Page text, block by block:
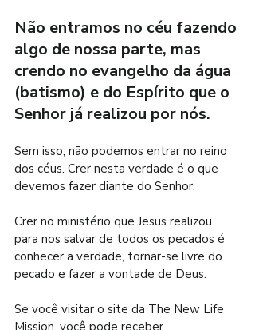
Não entramos no céu fazendo
algo de nossa parte, mas
crendo no evangelho da água
(batismo) e do Espírito que o
Senhor já realizou por nós.
Sem isso, não podemos entrar no reino
dos céus. Crer nesta verdade é o que
devemos fazer diante do Senhor.
Crer no ministério que Jesus realizou
para nos salvar de todos os pecados é
conhecer a verdade, tornar-se livre do
pecado e fazer a vontade de Deus.
Se você visitar o site da The New Life